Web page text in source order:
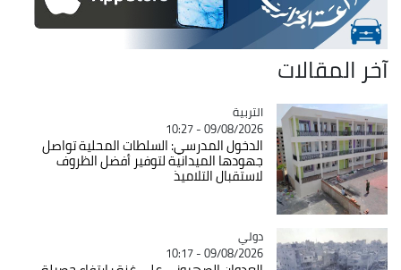
آخر المقالات
Catégorie
التربية
09/08/2026 - 10:27
الدخول المدرسي: السلطات المحلية تواصل
جهودها الميدانية لتوفير أفضل الظروف
لاستقبال التلاميذ
Catégorie
دولي
09/08/2026 - 10:17